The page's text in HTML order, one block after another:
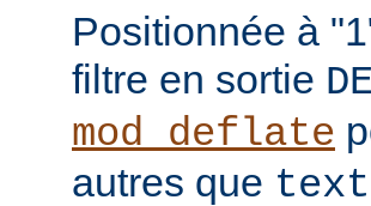
Positionnée à
filtre en sortie
mod_deflate
autres que